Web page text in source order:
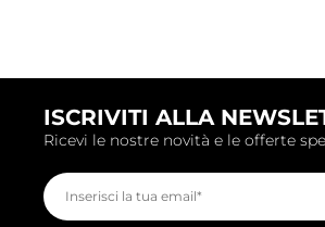
ISCRIVITI ALLA
Ricevi le nostre novità e le offerte